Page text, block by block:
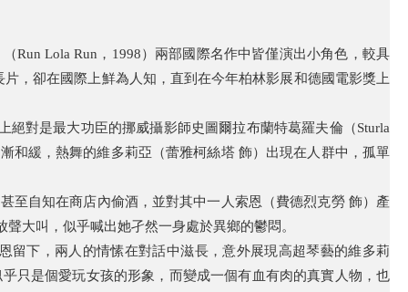
Run Lola Run，1998）兩部國際名作中皆僅演出小角色，較具
，卻在國際上鮮為人知，直到在今年柏林影展和德國電影獎上
對是最大功臣的挪威攝影師史圖爾拉布蘭特葛羅夫倫（Sturla
和緩，熱舞的維多莉亞（蕾雅柯絲塔 飾）出現在人群中，孤單
至自知在商店內偷酒，並對其中一人索恩（費德烈克勞 飾）產
大叫，似乎喊出她孑然一身處於異鄉的鬱悶。
留下，兩人的情愫在對話中滋長，意外展現高超琴藝的維多莉
只是個愛玩女孩的形象，而變成一個有血有肉的真實人物，也